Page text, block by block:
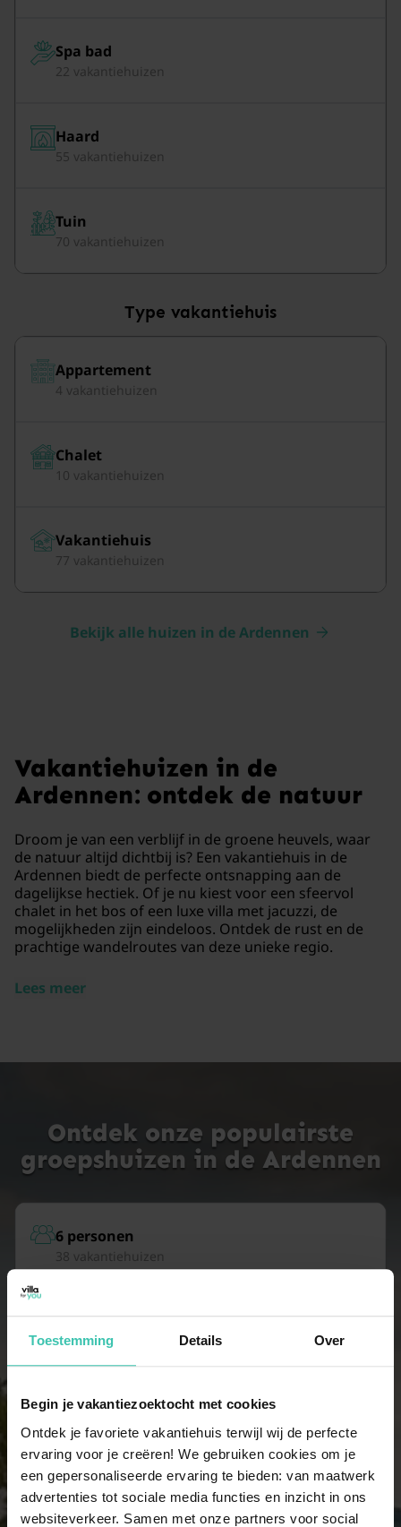
Toestemming Details Over
Begin je vakantiezoektocht met cookies
Ontdek je favoriete vakantiehuis terwijl wij de perfecte
ervaring voor je creëren! We gebruiken cookies om je
een gepersonaliseerde ervaring te bieden: van maatwerk
advertenties tot sociale media functies en inzicht in ons
websiteverkeer. Samen met onze partners voor social
Spa bad
22 vakantiehuizen
Haard
55 vakantiehuizen
Tuin
70 vakantiehuizen
Type vakantiehuis
Appartement
4 vakantiehuizen
Chalet
10 vakantiehuizen
Vakantiehuis
77 vakantiehuizen
Bekijk alle huizen in de Ardennen
Vakantiehuizen in de
Ardennen: ontdek de natuur
Droom je van een verblijf in de groene heuvels, waar
de natuur altijd dichtbij is? Een vakantiehuis in de
Ardennen biedt de perfecte ontsnapping aan de
dagelijkse hectiek. Of je nu kiest voor een sfeervol
chalet in het bos of een luxe villa met jacuzzi, de
mogelijkheden zijn eindeloos. Ontdek de rust en de
prachtige wandelroutes van deze unieke regio.
Lees meer
Ontdek onze populairste
groepshuizen in de Ardennen
6 personen
38 vakantiehuizen
7 personen
36 vakantiehuizen
8 personen
32 vakantiehuizen
9 personen
29 vakantiehuizen